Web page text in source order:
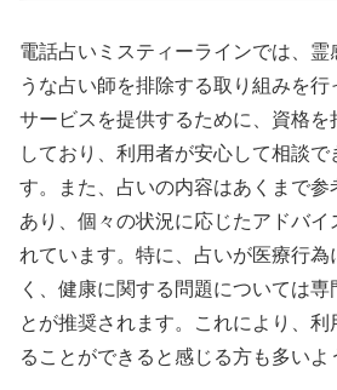
電話占いミスティーラインでは、霊
うな占い師を排除する取り組みを
サービスを提供するために、資格
しており、利用者が安心して相談で
す。また、占いの内容はあくまで
あり、個々の状況に応じたアドバイ
れています。特に、占いが医療行為
く、健康に関する問題については専
とが推奨されます。これにより、
ることができると感じる方も多いよ